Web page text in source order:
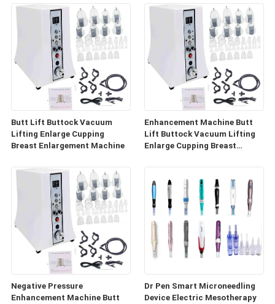
Butt Lift Buttock Vacuum
Lifting Enlarge Cupping
Breast Enlargement Machine
Enhancement Machine Butt
Lift Buttock Vacuum Lifting
Enlarge Cupping Breast
Negative Pressure
Enhancement Machine Butt
Dr Pen Smart Microneedling
Device Electric Mesotherapy